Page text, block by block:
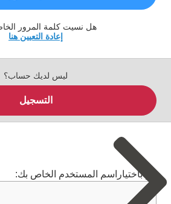
هل نسيت كلمة المرور
إعادة التعيين هنا
ليس لديك حساب؟
التسجيل
قم باختياراسم المستخدم الخاص بك: